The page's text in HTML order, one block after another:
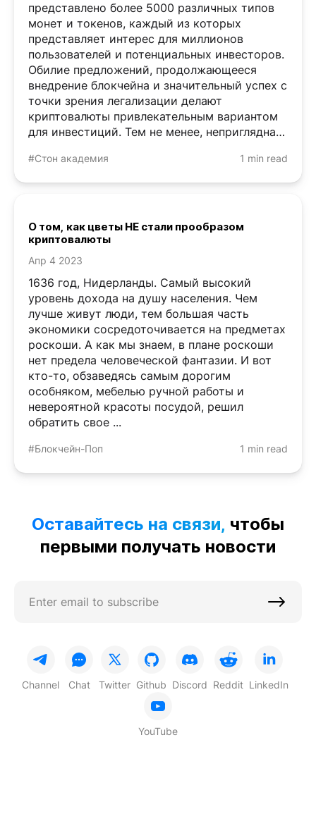
представлено более 5000 различных типов
монет и токенов, каждый из которых
представляет интерес для миллионов
пользователей и потенциальных инвесторов.
Обилие предложений, продолжающееся
внедрение блокчейна и значительный успех с
точки зрения легализации делают
криптовалюты привлекательным вариантом
для инвестиций. Тем не менее, неприглядная
#Стон академия 1 min read
О том, как цветы НЕ стали прообразом
криптовалюты
Апр 4 2023
1636 год, Нидерланды. Самый высокий
уровень дохода на душу населения. Чем
лучше живут люди, тем большая часть
экономики сосредоточивается на предметах
роскоши. А как мы знаем, в плане роскоши
нет предела человеческой фантазии. И вот
кто-то, обзаведясь самым дорогим
особняком, мебелью ручной работы и
невероятной красоты посудой, решил
обратить свое ...
#Блокчейн-Поп 1 min read
Оставайтесь на связи, чтобы
первыми получать новости
Channel Chat Twitter Github Discord Reddit LinkedIn
YouTube